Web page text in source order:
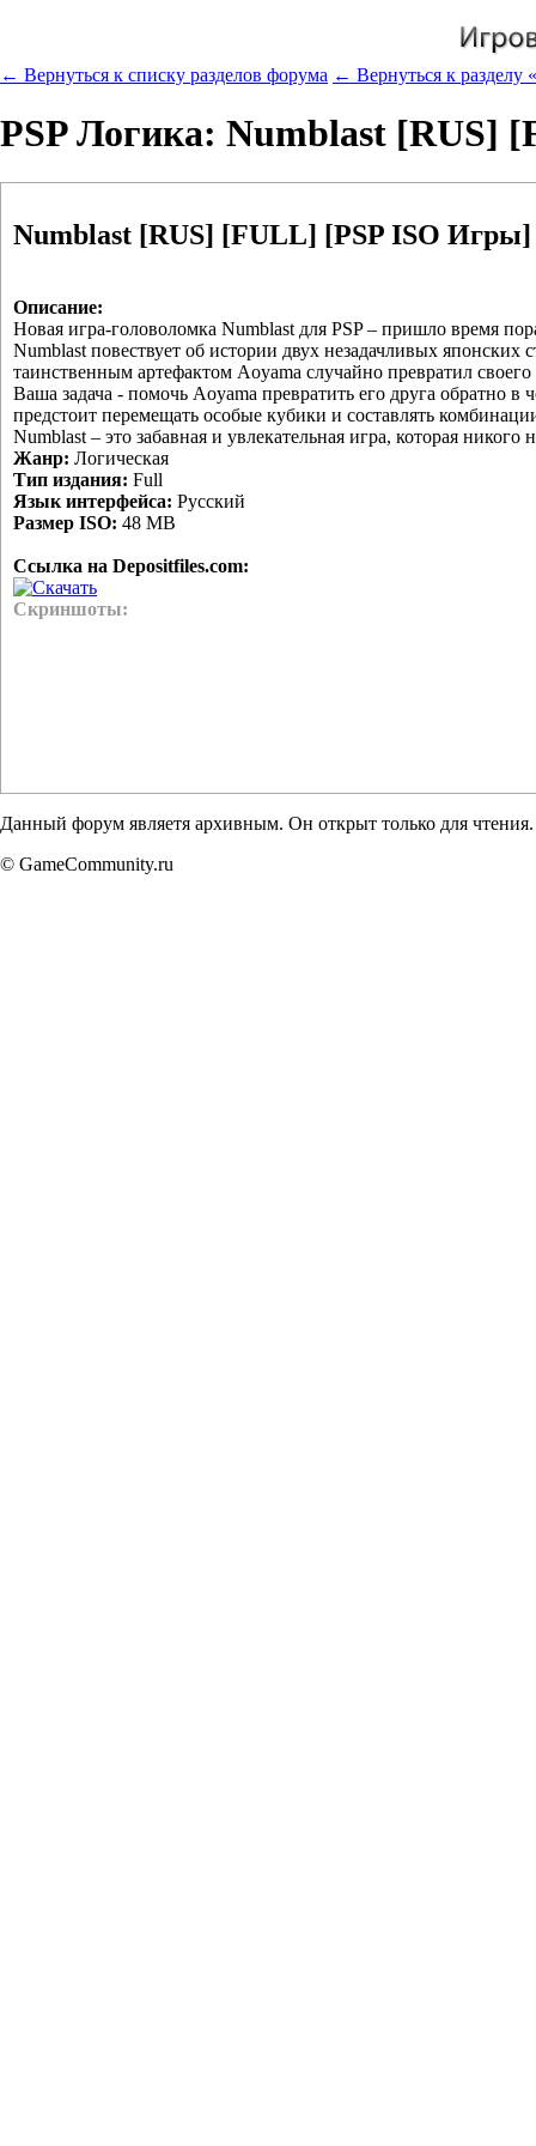
← Вернуться к списку разделов форума ← Вернуться к разделу
PSP Логика: Numblast [RUS]
Numblast [RUS] [FULL] [PSP ISO Игры]
Описание:
Новая игра-головоломка Numblast для PSP – пришло время
Numblast повествует об истории двух незадачливых
таинственным артефактом Aoyama случайно превратил
Ваша задача - помочь Aoyama превратить его друга обратно
предстоит перемещать особые кубики и составлять
Numblast – это забавная и увлекательная игра, которая
Жанр: Логическая
Тип издания: Full
Язык интерфейса: Русский
Размер ISO: 48 MB
Ссылка на Depositfiles.com:
Скачать
Скриншоты:
Данный форум являетя архивным. Он открыт только для чтения.
© GameCommunity.ru